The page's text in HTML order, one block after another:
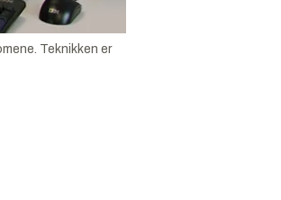
Teknikken er